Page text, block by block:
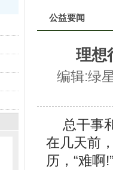
公益要闻
理想
编辑:绿
总干事
在几天前
历，“难啊